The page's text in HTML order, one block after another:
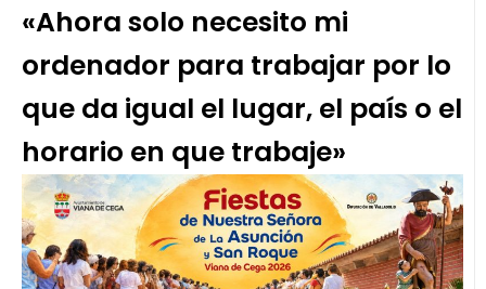
«Ahora solo necesito mi
ordenador para trabajar por lo
que da igual el lugar, el país o el
horario en que trabaje»